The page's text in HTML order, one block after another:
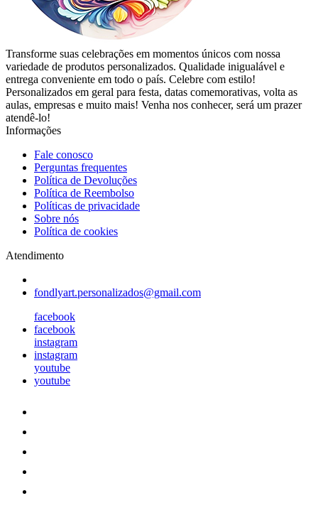
Transforme suas celebrações em momentos únicos com nossa
variedade de produtos personalizados. Qualidade inigualável e
entrega conveniente em todo o país. Celebre com estilo!
Personalizados em geral para festa, datas comemorativas, volta as
aulas, empresas e muito mais! Venha nos conhecer, será um prazer
atendê-lo!
Informações
Fale conosco
Perguntas frequentes
Política de Devoluções
Política de Reembolso
Políticas de privacidade
Sobre nós
Política de cookies
Atendimento
fondlyart.personalizados@gmail.com
facebook
facebook
instagram
instagram
youtube
youtube